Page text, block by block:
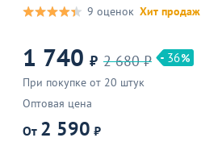
9 оценок Хит продаж
1 740 ₽ 2 680 ₽ 36
При покупке от 20 штук
Оптовая цена
От 2 590 ₽